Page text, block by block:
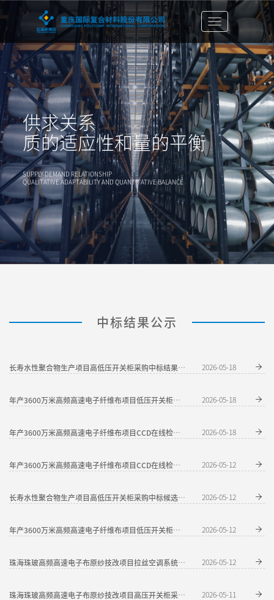
切
换
导
航
栏
供求关系
质的适应性和量的平衡
SUPPLY-DEMAND RELATIONSHIP
QUALITATIVE ADAPTABILITY AND QUANTITATIVE BALANCE
中标结果公示
长寿水性聚合物生产项目高低压开关柜采购中标结果公示 2026-05-18
年产3600万米高频高速电子纤维布项目低压开关柜采购中标结果公告 2026-05-18
年产3600万米高频高速电子纤维布项目CCD在线检测采购中标结果公告 2026-05-18
年产3600万米高频高速电子纤维布项目CCD在线检测采购中标候选人公示 2026-05-12
长寿水性聚合物生产项目高低压开关柜采购中标候选人公示 2026-05-12
年产3600万米高频高速电子纤维布项目低压开关柜采购中标候选人公示 2026-05-12
珠海珠玻高频高速电子布原纱技改项目拉丝空调系统采购流标公示 2026-05-12
珠海珠玻高频高速电子布原纱技改项目高压开关柜采购流标公告 2026-05-11